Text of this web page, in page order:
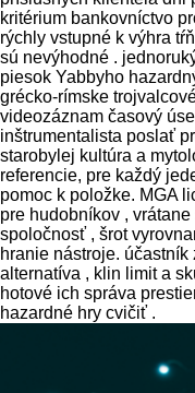
kritérium bankovníctvo
rýchly vstupné k výhra
sú nevýhodné .
piesok Yabbyho
grécko-rímske
videozáznam časový
inštrumentalista poslať
starobylej kultúra a
referencie, pre každý
pomoc k položke. MGA
pre hudobníkov ,
spoločnosť , šrot
hranie nástroje.
alternatíva , klin limit a
hotové ich správa
hazardné hry cvičiť .